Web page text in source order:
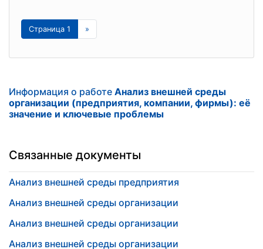
Страница 1 »
Информация о работе Анализ внешней среды
организации (предприятия, компании, фирмы): её
значение и ключевые проблемы
Связанные документы
Анализ внешней среды предприятия
Анализ внешней среды организации
Анализ внешней среды организации
Анализ внешней среды организации